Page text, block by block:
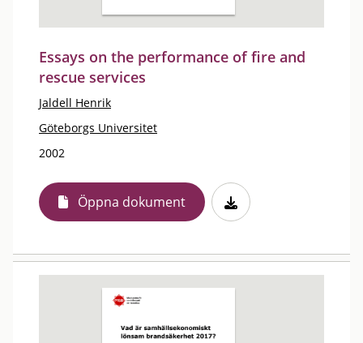
Essays on the performance of fire and
rescue services
Jaldell Henrik
Göteborgs Universitet
2002
Öppna dokument